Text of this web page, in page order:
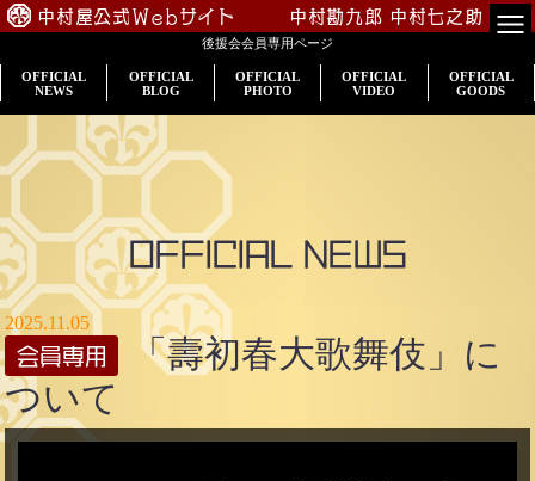
中村屋公式Webサイト 中村勘九郎 中村七之助
会員専用
公演案内
出演情報
入会のご案内
プロフィール
中村屋一門
後援会会員専用ページ
OFFICIAL
NEWS
OFFICIAL
BLOG
OFFICIAL
PHOTO
OFFICIAL
VIDEO
OFFICIAL
GOODS
OFFICIAL NEWS
2025.11.05
「壽初春大歌舞伎」に
ついて